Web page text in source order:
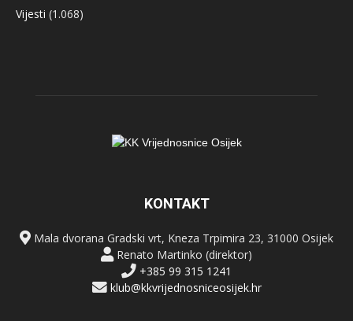
Vijesti (1.068)
KONTAKT
Mala dvorana Gradski vrt, Kneza Trpimira 23, 31000 Osijek
Renato Martinko (direktor)
+385 99 315 1241
klub@kkvrijednosniceosijek.hr